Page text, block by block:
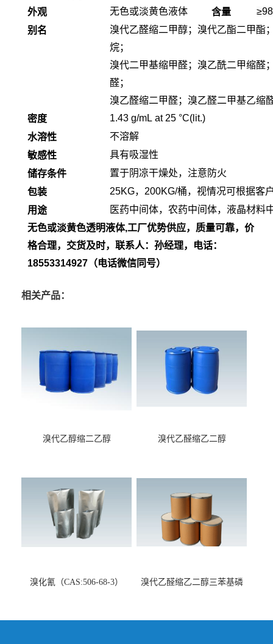
外观
无色或淡黄色液体 含量
≥98
别名
溴代乙醛缩二甲醇； 溴代乙酯二甲酯
烷；
溴代二甲基缩甲醛； 溴乙酰二甲缩醛
醛；
溴乙醛缩二甲醛； 溴乙醛二甲基乙缩
密度
1.43 g/mL at 25 °C(lit.)
水溶性
不溶解
敏感性
具有吸湿性
储存条件
置于阴凉干燥处，注意防火
包装
25KG， 200KG/桶， 视情况可根据客
用途
医药中间体，农药中间体，液晶材料
无色或淡黄色透明液体,工厂优势供应，质量可靠，价
格合理，交货及时，联系人：孙经理，电话：
18553314927（电话微信同号）
相关产品：
溴代乙醇缩二乙醇
溴代乙醛缩乙二醇
溴化氰（CAS:506-68-3）
溴代乙醛缩乙二醇三苯基磷